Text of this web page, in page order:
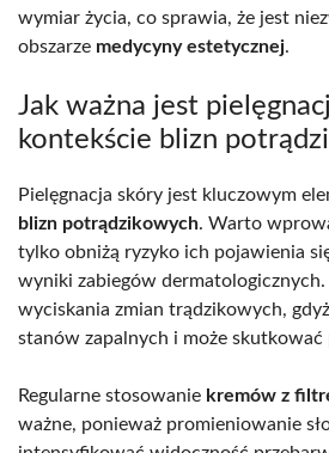
wymiar życia, co sprawia, że jest
obszarze medycyny estetycznej.
Jak ważna jest
kontekście blizn
Pielęgnacja skóry jest kluczowym
blizn potrądzikowych. Warto
tylko obniżą ryzyko ich pojawienia
wyniki zabiegów
wyciskania zmian trądzikowych,
stanów zapalnych i może
Regularne stosowanie kremów z
ważne, ponieważ promieniowanie